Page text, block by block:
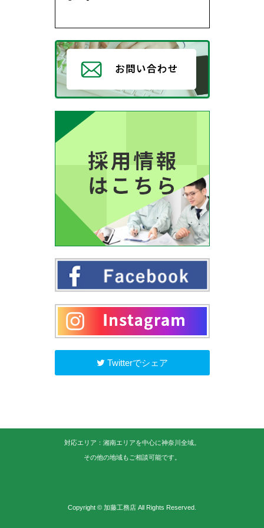
Twitterでシェア
対応エリア：湘南エリアを中心に神奈川全域。
その他の地域もご相談可能です。
Copyright © 加藤工務店 All Rights Reserved.